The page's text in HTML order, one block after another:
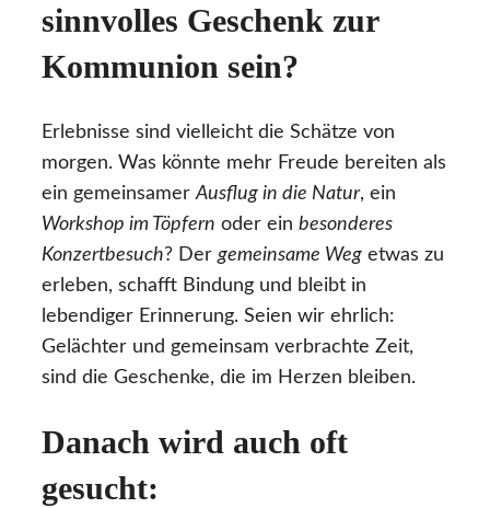
sinnvolles Geschenk zur
Kommunion sein?
Erlebnisse sind vielleicht die Schätze von
morgen. Was könnte mehr Freude bereiten als
ein gemeinsamer Ausflug in die Natur, ein
Workshop im Töpfern oder ein besonderes
Konzertbesuch? Der gemeinsame Weg etwas zu
erleben, schafft Bindung und bleibt in
lebendiger Erinnerung. Seien wir ehrlich:
Gelächter und gemeinsam verbrachte Zeit,
sind die Geschenke, die im Herzen bleiben.
Danach wird auch oft
gesucht: